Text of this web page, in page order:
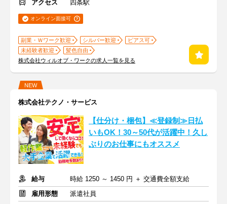
アクセス
四条駅
オンライン面接可
副業・Ｗワーク歓迎 シルバー歓迎
ピアス可
未経験者歓迎
髪色自由
株式会社ウィルオブ・ワークの求人一覧を見る
NEW
株式会社テクノ・サービス
【仕分け・梱包】≪登録制≫日払
いもOK！30～50代が活躍中！久し
ぶりのお仕事にもオススメ
給与
時給 1250 ～ 1450 円 ＋ 交通費全額支給
雇用形態
派遣社員